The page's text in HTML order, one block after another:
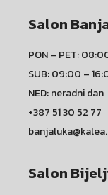
Salon
PON – PET:
SUB: 09:00 –
NED: neradni dan
+387 51 30 52 77
Salon